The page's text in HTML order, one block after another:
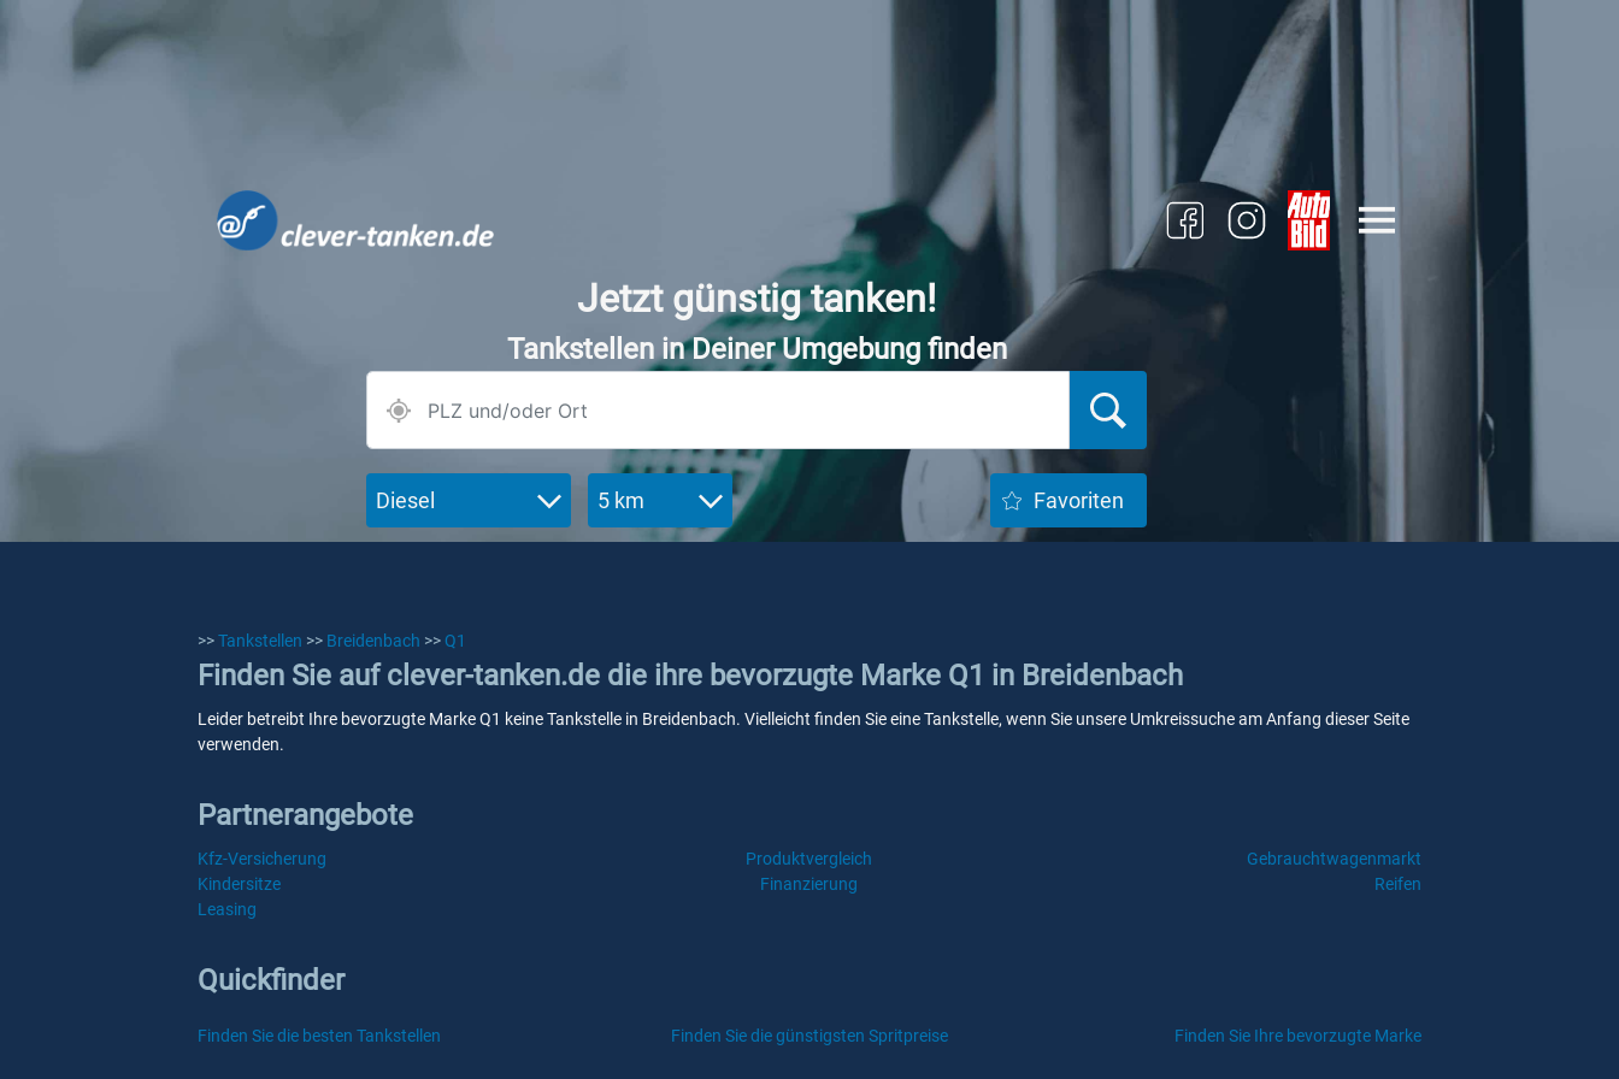
Jetzt günstig tanken!
Tankstellen in Deiner Umgebung finden
Diesel 5 km Favoriten
>>Tankstellen >> Breidenbach >> Q1
Finden Sie auf clever-tanken.de die ihre bevorzugte Marke Q1 in Breidenbach
Leider betreibt Ihre bevorzugte Marke Q1 keine Tankstelle in Breidenbach. Vielleicht finden Sie eine Tankstelle, wenn Sie unsere Umkreissuche am Anfang dieser Seite
verwenden.
Partnerangebote
Kfz-Versicherung Produktvergleich
Gebrauchtwagenmarkt
Kindersitze
Finanzierung
Reifen
Leasing
Quickfinder
Finden Sie die besten Tankstellen Finden Sie die günstigsten Spritpreise Finden Sie Ihre bevorzugte Marke